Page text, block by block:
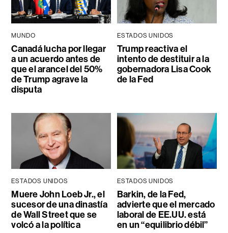
MUNDO
Canadá lucha por llegar
a un acuerdo antes de
que el arancel del 50%
de Trump agrave la
disputa
ESTADOS UNIDOS
Trump reactiva el
intento de destituir a la
gobernadora Lisa Cook
de la Fed
ESTADOS UNIDOS
Muere John Loeb Jr., el
sucesor de una dinastía
de Wall Street que se
volcó a la política
ESTADOS UNIDOS
Barkin, de la Fed,
advierte que el mercado
laboral de EE.UU. está
en un “equilibrio débil”